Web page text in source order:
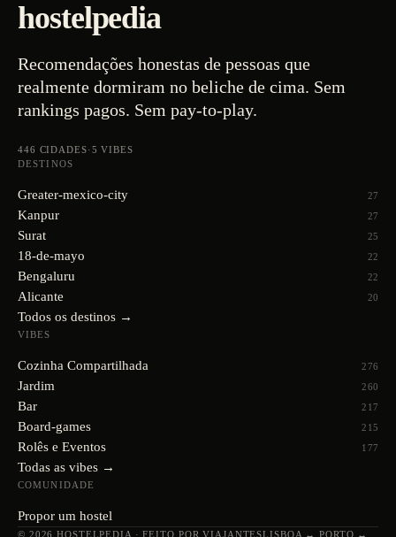
hostelpedia
Recomendações honestas de pessoas que
realmente dormiram no beliche de cima. Sem
rankings pagos. Sem pay-to-play.
446 CIDADES·5 VIBES
DESTINOS
Greater-mexico-city 27
Kanpur 27
Surat 25
18-de-mayo 22
Bengaluru 22
Alicante 20
Todos os destinos →
VIBES
Cozinha Compartilhada 276
Jardim 260
Bar 217
Board-games 215
Rolês e Eventos 177
Todas as vibes →
COMUNIDADE
Propor um hostel
© 2026 HOSTELPEDIA · FEITO POR VIAJANTESLISBOA ↔ PORTO ↔